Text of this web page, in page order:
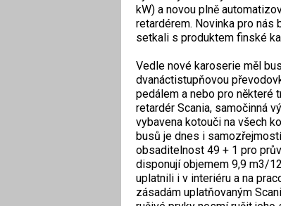
kW) a novou plně
retardérem. Novinka pro nás
setkali s produktem finské
Vedle nové karoserie měl
dvanáctistupňovou
pedálem a nebo pro některé
retardér Scania, samočinná
vybavena kotouči na všech
busů je dnes i
obsaditelnost 49 + 1 pro
disponují objemem 9,9 m3/
uplatnili i v interiéru a na
zásadám uplatňovaným